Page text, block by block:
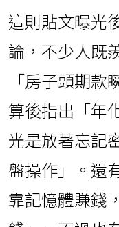
這則貼文曝光
論，不少人既
「房子頭期
算後指出「年
光是放著忘記
盤操作」。還
靠記憶體賺錢